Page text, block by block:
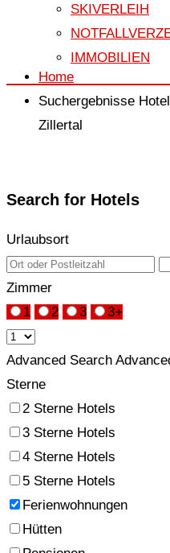
SKIVERLEIH
IMMOBILIEN
Home
Suchergebnisse
Zillertal
Search for Hotels
Urlaubsort
Zimmer
1
2 3 3+
Advanced Search
Sterne
2 Sterne Hotels
3 Sterne Hotels
4 Sterne Hotels
5 Sterne Hotels
Ferienwohnungen
Hütten